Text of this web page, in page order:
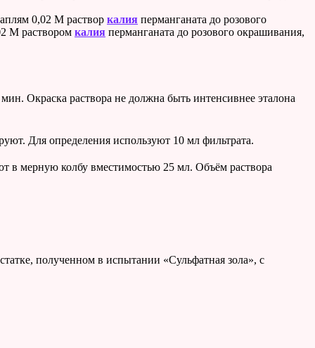
0,02 М раствор калия перманганата до розового
М раствором калия перманганата до розового окрашивания,
Окраска раствора не должна быть интенсивнее эталона
Для определения используют 10 мл фильтрата.
в мерную колбу вместимостью 25 мл. Объём раствора
полученном в испытании «Сульфатная зола», с